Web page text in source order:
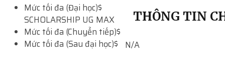
Mức tối đa (Đại học)$
SCHOLARSHIP UG MAX
Mức tối đa (Chuyển tiếp)$
Mức tối đa (Sau đại học)$
THÔNG TIN
N/A